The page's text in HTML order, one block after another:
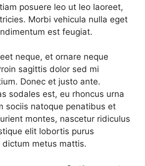
posuere leo ut leo laoreet,
Morbi vehicula nulla eget
est feugiat.
neque, et ornare neque
sagittis dolor sed mi
Donec et justo ante.
sodales est, eu rhoncus urna
sociis natoque penatibus et
montes, nascetur ridiculus
elit lobortis purus
metus mattis.